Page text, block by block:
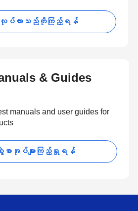
ော့လုပ်ထားသည်ကိုကြည့်ရန်
& Guides
manuals and user guides for
ာအုပ်များကြည့်ရှုရန်